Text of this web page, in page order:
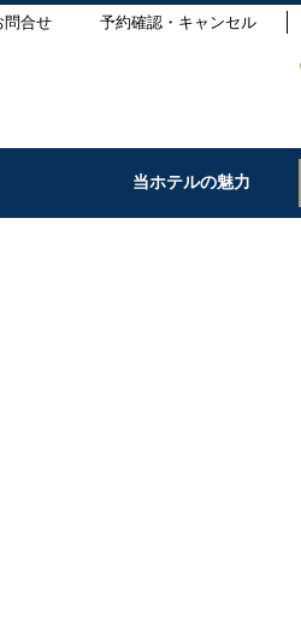
問合せ 予約確認・キャンセル
当ホテルの魅力